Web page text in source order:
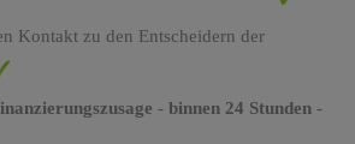
Kontakt zu den Entscheidern der
- binnen 24 Stunden-